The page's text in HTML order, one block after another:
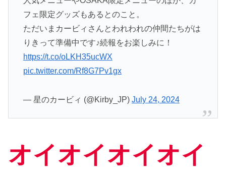
フェ限定グッズもあるとのこと。
ただいまカービィさんとわれわれの仲間たちがは
りきって準備中です♪続報をお楽しみに！
https://t.co/oLKH35ucWX
pic.twitter.com/Rf8G7Pv1gx
— 星のカービィ (@Kirby_JP) July 24, 2024
オイオイオイオイ